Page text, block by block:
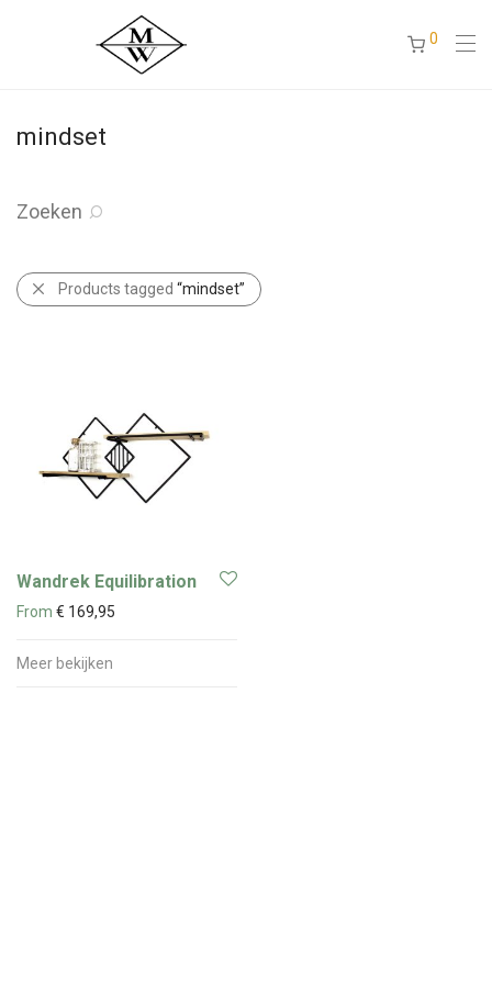
0
mindset
Zoeken
Products tagged “mindset”
Wandrek Equilibration
From € 169,95
Meer bekijken